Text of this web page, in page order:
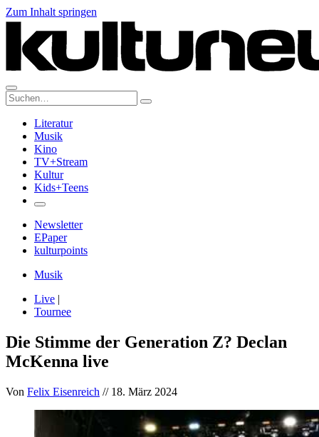
Zum Inhalt springen
Suche:
Literatur
Musik
Kino
TV+Stream
Kultur
Kids+Teens
Newsletter
EPaper
kulturpoints
Musik
Live |
Tournee
Die Stimme der Generation Z? Declan
McKenna live
Von Felix Eisenreich // 18. März 2024